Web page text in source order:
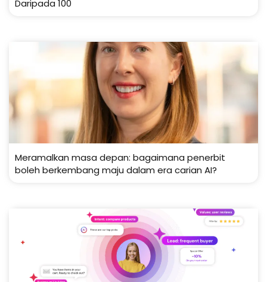
Daripada 100
Meramalkan masa depan: bagaimana penerbit
boleh berkembang maju dalam era carian AI?